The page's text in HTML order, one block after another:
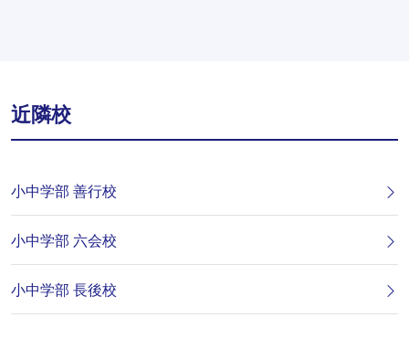
近隣校
小中学部 善行校
小中学部 六会校
小中学部 長後校